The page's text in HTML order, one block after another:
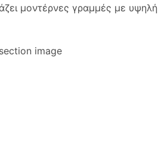
μοντέρνες γραμμές με υψηλή